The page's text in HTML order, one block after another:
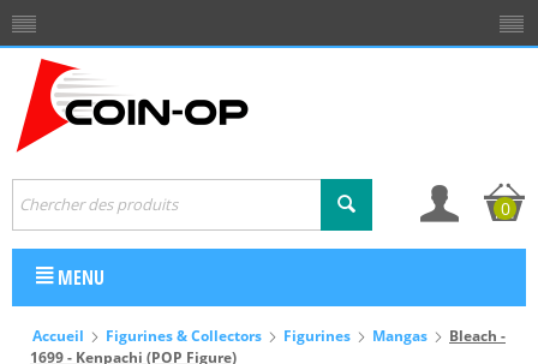
0
MENU
Accueil Figurines & Collectors Figurines Mangas
Bleach -
1699 - Kenpachi (POP Figure)